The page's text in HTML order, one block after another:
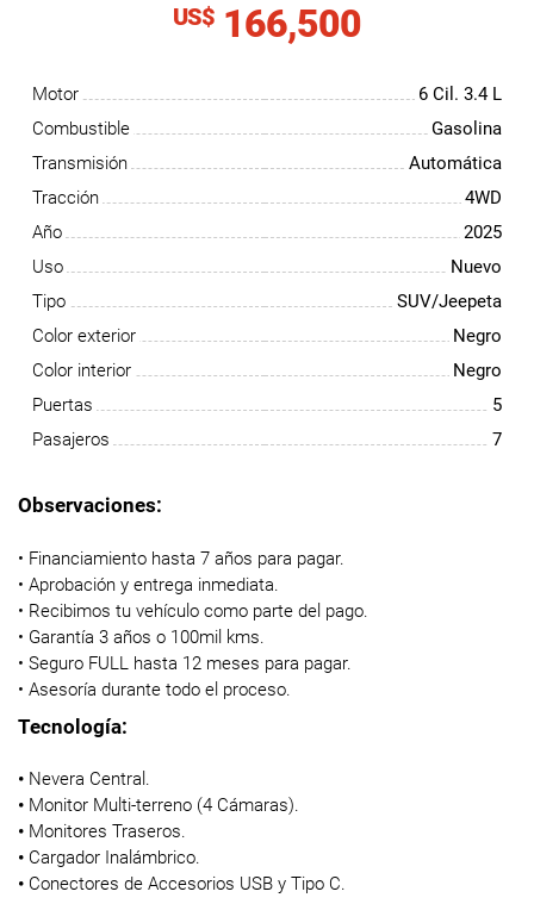
US$ 166,500
Motor 6 Cil. 3.4 L
Combustible
Gasolina
Transmisión
Automática
Tracción
4WD
Año
2025
Uso
Nuevo
Tipo
SUV/Jeepeta
Color exterior
Negro
Color interior
Negro
Puertas
5
Pasajeros
7
Observaciones:
• Financiamiento hasta 7 años para pagar.
• Aprobación y entrega inmediata.
• Recibimos tu vehículo como parte del pago.
• Garantía 3 años o 100mil kms.
• Seguro FULL hasta 12 meses para pagar.
• Asesoría durante todo el proceso.
Tecnología:
• Nevera Central.
• Monitor Multi-terreno (4 Cámaras).
• Monitores Traseros.
• Cargador Inalámbrico.
• Conectores de Accesorios USB y Tipo C.